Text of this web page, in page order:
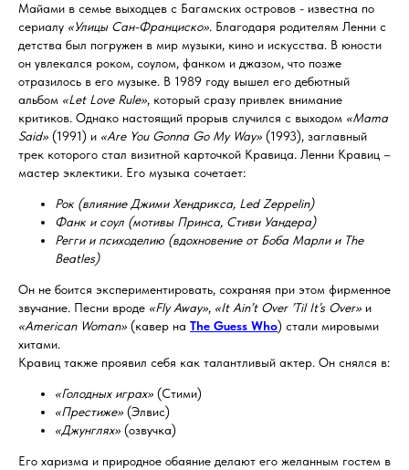
Майами в семье выходцев с Багамских островов - известна по
сериалу «Улицы Сан-Франциско». Благодаря родителям Ленни с
детства был погружен в мир музыки, кино и искусства. В юности
он увлекался роком, соулом, фанком и джазом, что позже
отразилось в его музыке. В 1989 году вышел его дебютный
альбом «Let Love Rule», который сразу привлек внимание
критиков. Однако настоящий прорыв случился с выходом «Mama
Said» (1991) и «Are You Gonna Go My Way» (1993), заглавный
трек которого стал визитной карточкой Кравица. Ленни Кравиц –
мастер эклектики. Его музыка сочетает:
Рок (влияние Джими Хендрикса, Led Zeppelin)
Фанк и соул (мотивы Принса, Стиви Уандера)
Регги и психоделию (вдохновение от Боба Марли и The
Beatles)
Он не боится экспериментировать, сохраняя при этом фирменное
звучание. Песни вроде «Fly Away», «It Ain’t Over ’Til It’s Over» и
«American Woman» (кавер на The Guess Who) стали мировыми
хитами.
Кравиц также проявил себя как талантливый актер. Он снялся в:
«Голодных играх» (Стими)
«Престиже» (Элвис)
«Джунглях» (озвучка)
Его харизма и природное обаяние делают его желанным гостем в